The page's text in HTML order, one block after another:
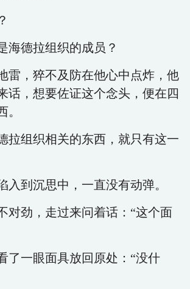
德拉组织的成员？
雷，猝不及防在他心中点炸，他
话，想要佐证这个念头，便在四
。
拉组织相关的东西，就只有这一
入到沉思中，一直没有动弹。
对劲，走过来问着话：“这个面
了一眼面具放回原处：“没什